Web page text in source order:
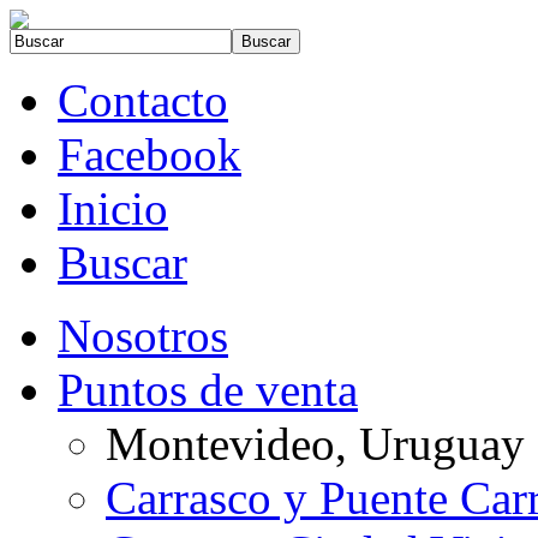
Contacto
Facebook
Inicio
Buscar
Nosotros
Puntos de venta
Montevideo, Uruguay
Carrasco y Puente